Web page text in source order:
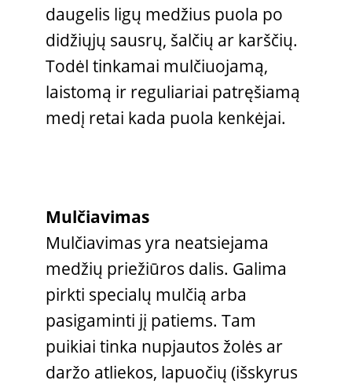
daugelis ligų medžius puola po
didžiųjų sausrų, šalčių ar karščių.
Todėl tinkamai mulčiuojamą,
laistomą ir reguliariai patręšiamą
medį retai kada puola kenkėjai.
Mulčiavimas
Mulčiavimas yra neatsiejama
medžių priežiūros dalis. Galima
pirkti specialų mulčią arba
pasigaminti jį patiems. Tam
puikiai tinka nupjautos žolės ar
daržo atliekos, lapuočių (išskyrus